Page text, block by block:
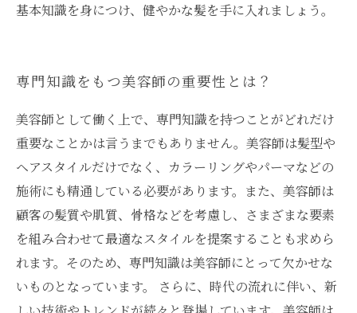
基本知識を身につけ、健やかな髪を手に入れましょう。
専門知識をもつ美容師の重要性とは？
美容師として働く上で、専門知識を持つことがどれだけ
重要なことかは言うまでもありません。美容師は髪型や
ヘアスタイルだけでなく、カラーリングやパーマなどの
施術にも精通している必要があります。また、美容師は
顧客の髪質や肌質、骨格などを考慮し、さまざまな要素
を組み合わせて最適なスタイルを提案することも求めら
れます。そのため、専門知識は美容師にとって欠かせな
いものとなっています。 さらに、時代の流れに伴い、新